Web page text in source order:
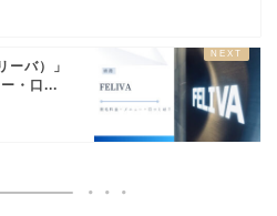
ーバ）」
・口...